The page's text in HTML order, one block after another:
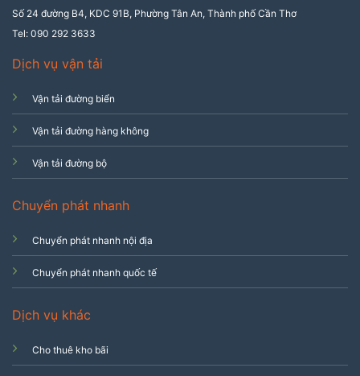
Số 24 đường B4, KDC 91B, Phường Tân An, Thành phố Cần Thơ
Tel: 090 292 3633
Dịch vụ vận tải
Vận tải đường biển
Vận tải đường hàng không
Vận tải đường bộ
Chuyển phát nhanh
Chuyển phát nhanh nội địa
Chuyển phát nhanh quốc tế
Dịch vụ khác
Cho thuê kho bãi